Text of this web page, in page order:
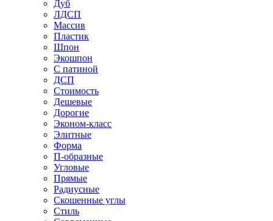
Дуб
ЛДСП
Массив
Пластик
Шпон
Экошпон
С патиной
ДСП
Стоимость
Дешевые
Дорогие
Эконом-класс
Элитные
Форма
П-образные
Угловые
Прямые
Радиусные
Скошенные углы
Стиль